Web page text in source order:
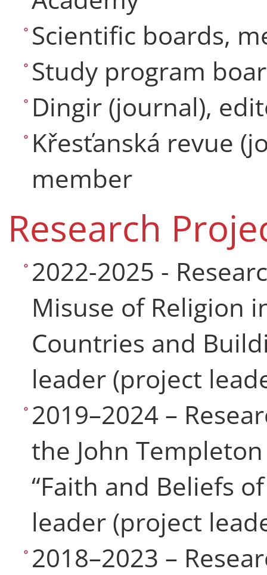
Scientific boards,
Study program
Dingir (journal),
Křesťanská revue
member
Research
2022-2025 -
Misuse of Religion
Countries and
leader (project
2019–2024 –
the John
“Faith and Beliefs
leader (project
2018–2023 –